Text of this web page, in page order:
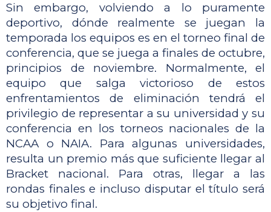
Sin embargo, volviendo a lo puramente
deportivo, dónde realmente se juegan la
temporada los equipos es en el torneo final de
conferencia, que se juega a finales de octubre,
principios de noviembre. Normalmente, el
equipo que salga victorioso de estos
enfrentamientos de eliminación tendrá el
privilegio de representar a su universidad y su
conferencia en los torneos nacionales de la
NCAA o NAIA. Para algunas universidades,
resulta un premio más que suficiente llegar al
Bracket nacional. Para otras, llegar a las
rondas finales e incluso disputar el título será
su objetivo final.